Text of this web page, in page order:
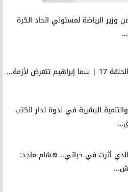
وزير الرياضة لمسئولي اتحاد الكرة
تتعرض لأزمة...
البشرية في ندوة لدار الكتب
أثرت في حياتي.. هشام ماجد: